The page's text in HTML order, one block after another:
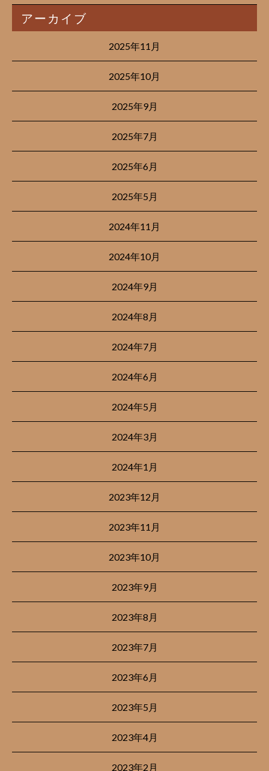
アーカイブ
2025年11月
2025年10月
2025年9月
2025年7月
2025年6月
2025年5月
2024年11月
2024年10月
2024年9月
2024年8月
2024年7月
2024年6月
2024年5月
2024年3月
2024年1月
2023年12月
2023年11月
2023年10月
2023年9月
2023年8月
2023年7月
2023年6月
2023年5月
2023年4月
2023年2月